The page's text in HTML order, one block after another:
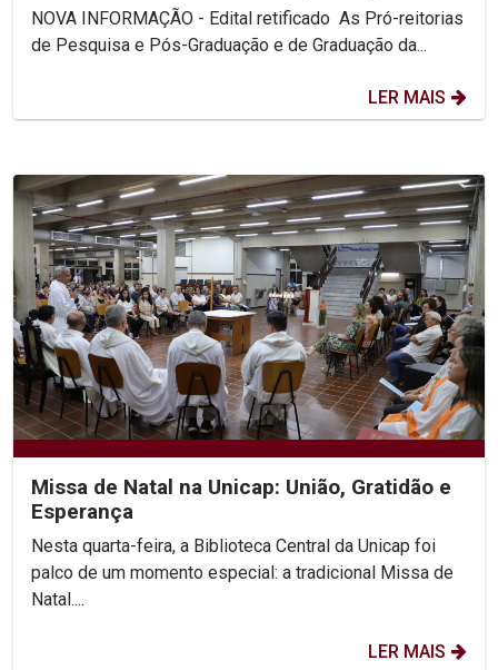
NOVA INFORMAÇÃO - Edital retificado As Pró-reitorias
de Pesquisa e Pós-Graduação e de Graduação da...
LER MAIS
Missa de Natal na Unicap: União, Gratidão e
Esperança
Nesta quarta-feira, a Biblioteca Central da Unicap foi
palco de um momento especial: a tradicional Missa de
Natal....
LER MAIS